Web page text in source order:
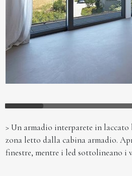
> Un armadio interparete in
zona letto dalla cabina armadio.
finestre, mentre i led sottolineano i